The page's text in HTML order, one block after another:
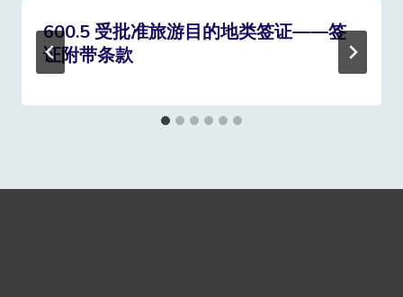
600.5 受批准旅游目的地类签证——签
证附带条款